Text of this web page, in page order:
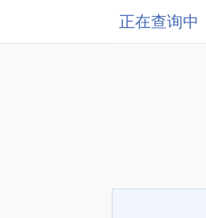
正在查询中